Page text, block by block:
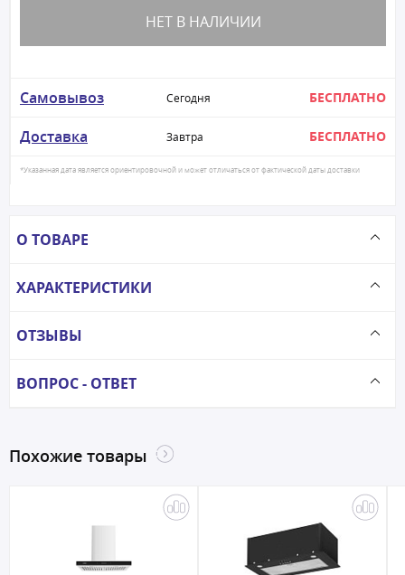
НЕТ В НАЛИЧИИ
Самовывоз Сегодня БЕСПЛАТНО
Доставка Завтра БЕСПЛАТНО
*Указанная дата является ориентировочной и может отличаться от фактической даты доставки
О ТОВАРЕ
ХАРАКТЕРИСТИКИ
ОТЗЫВЫ
ВОПРОС - ОТВЕТ
Похожие товары